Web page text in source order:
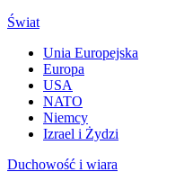
Świat
Unia Europejska
Europa
USA
NATO
Niemcy
Izrael i Żydzi
Duchowość i wiara